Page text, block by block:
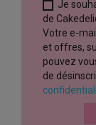
Je
de
Votre e-
et offres,
pouvez
de